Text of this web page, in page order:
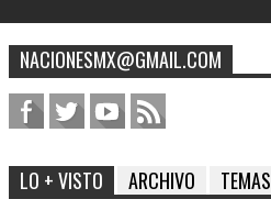
NACIONESMX@GMAIL.COM
LO + VISTO ARCHIVO TEMAS